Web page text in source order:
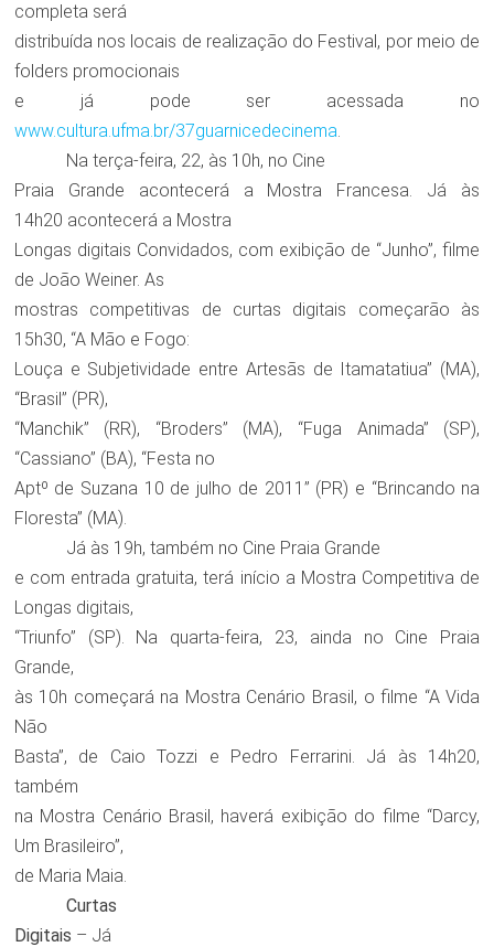
completa será
distribuída nos locais de realização do Festival, por meio de
folders promocionais
e já pode ser acessada no
www.cultura.ufma.br/37guarnicedecinema.
Na terça-feira, 22, às 10h, no Cine
Praia Grande acontecerá a Mostra Francesa. Já às
14h20 acontecerá a Mostra
Longas digitais Convidados, com exibição de “Junho”, filme
de João Weiner. As
mostras competitivas de curtas digitais começarão às
15h30, “A Mão e Fogo:
Louça e Subjetividade entre Artesãs de Itamatatiua” (MA),
“Brasil” (PR),
“Manchik” (RR), “Broders” (MA), “Fuga Animada” (SP),
“Cassiano” (BA), “Festa no
Aptº de Suzana 10 de julho de 2011” (PR) e “Brincando na
Floresta” (MA).
Já às 19h, também no Cine Praia Grande
e com entrada gratuita, terá início a Mostra Competitiva de
Longas digitais,
“Triunfo” (SP). Na quarta-feira, 23, ainda no Cine Praia
Grande,
às 10h começará na Mostra Cenário Brasil, o filme “A Vida
Não
Basta”, de Caio Tozzi e Pedro Ferrarini. Já às 14h20,
também
na Mostra Cenário Brasil, haverá exibição do filme “Darcy,
Um Brasileiro”,
de Maria Maia.
Curtas
Digitais – Já